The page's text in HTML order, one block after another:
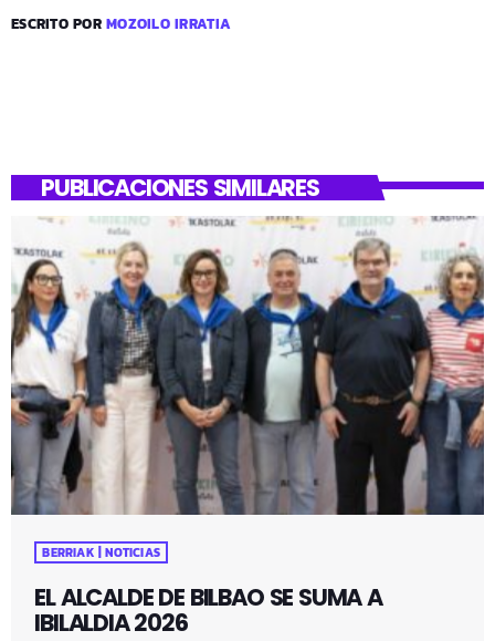
ESCRITO PORMOZOILO IRRATIA
PUBLICACIONES SIMILARES
BERRIAK | NOTICIAS
EL ALCALDE DE BILBAO SE SUMA A
IBILALDIA 2026